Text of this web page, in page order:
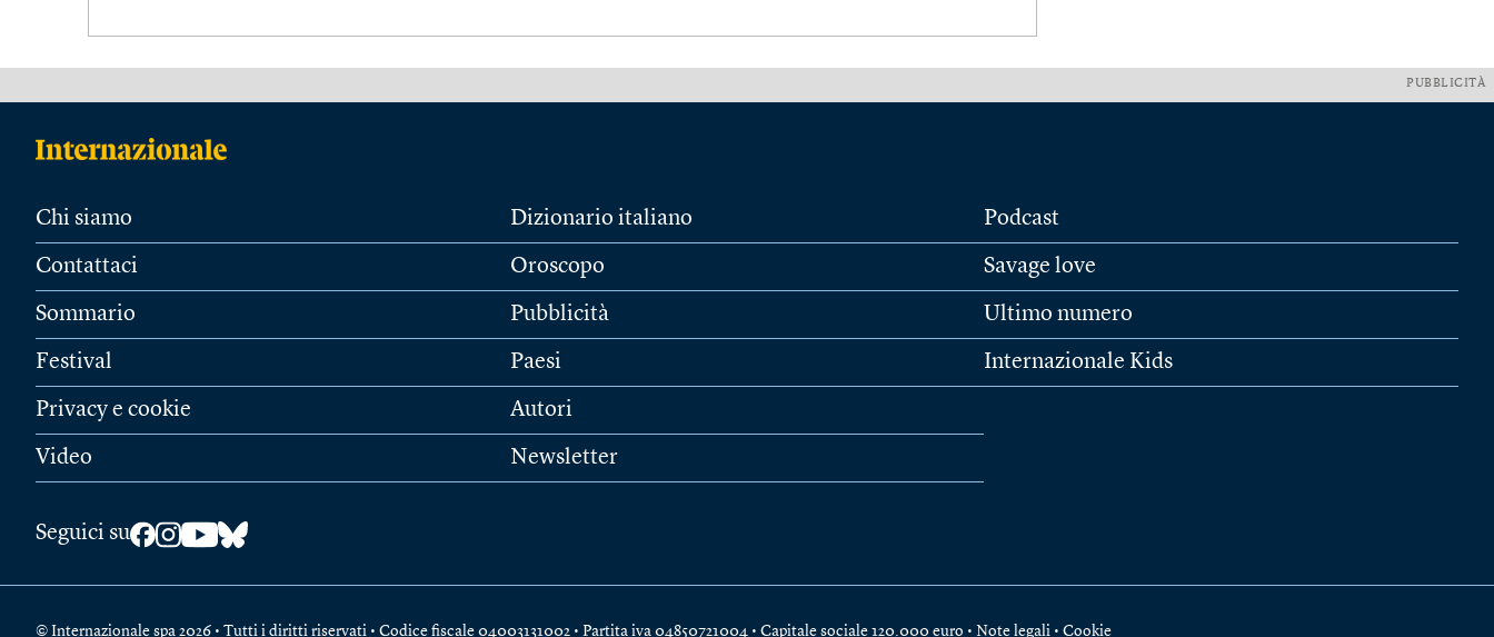
PUBBLICITÀ
Chi siamo
Contattaci
Sommario
Festival
Privacy e cookie
Video
Dizionario italiano
Oroscopo
Pubblicità
Paesi
Autori
Newsletter
Podcast
Savage love
Ultimo numero
Internazionale Kids
Seguici su
© Internazionale spa 2026 • Tutti i diritti riservati • Codice fiscale 04003131002 • Partita iva 04850721004 • Capitale sociale 120.000 euro • Note legali • Cookie